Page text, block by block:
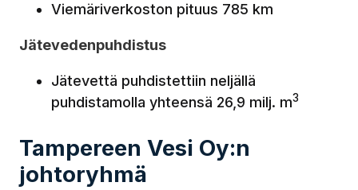
Viemäriverkoston pituus 785 km
Jätevedenpuhdistus
Jätevettä puhdistettiin neljällä
puhdistamolla yhteensä 26,9 milj. m3
Tampereen Vesi Oy:n
johtoryhmä